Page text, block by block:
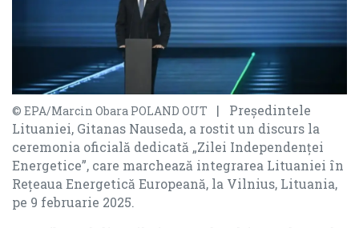
© EPA/Marcin Obara POLAND OUT
| Președintele
Lituaniei, Gitanas Nauseda, a rostit un discurs la
ceremonia oficială dedicată „Zilei Independenței
Energetice”, care marchează integrarea Lituaniei în
Rețeaua Energetică Europeană, la Vilnius, Lituania,
pe 9 februarie 2025.